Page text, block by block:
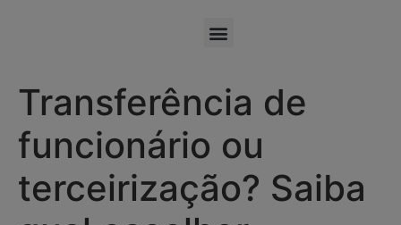
Transferência de
funcionário ou
terceirização? Saiba